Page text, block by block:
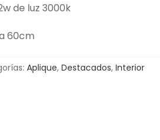
de luz 3000k
60cm
Aplique, Destacados, Interior